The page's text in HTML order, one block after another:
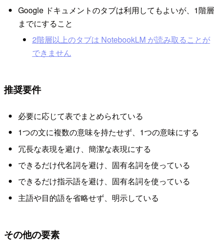
Google ドキュメントのタブは利用してもよいが、1階層
までにすること
2階層以上のタブは NotebookLM が読み取ることが
できません
推奨要件
必要に応じて表でまとめられている
1つの文に複数の意味を持たせず、1つの意味にする
冗長な表現を避け、簡潔な表現にする
できるだけ代名詞を避け、固有名詞を使っている
できるだけ指示語を避け、固有名詞を使っている
主語や目的語を省略せず、明示している
その他の要素